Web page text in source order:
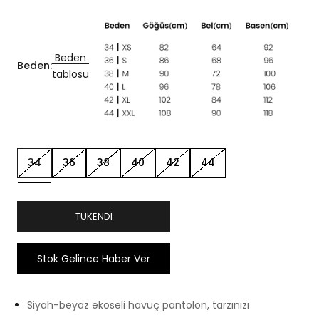
Beden:
Beden
tablosu
34 36 38 40 42 44
TÜKENDI
Stok Gelince Haber Ver
Siyah-beyaz ekoseli havuç pantolon, tarzınızı